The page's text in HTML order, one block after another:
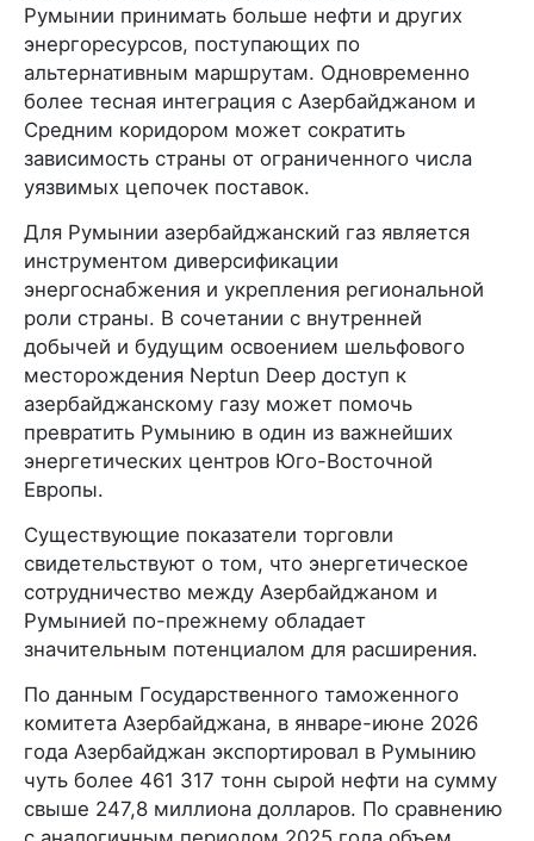
Румынии принимать больше нефти и других
энергоресурсов, поступающих по
альтернативным маршрутам. Одновременно
более тесная интеграция с Азербайджаном и
Средним коридором может сократить
зависимость страны от ограниченного числа
уязвимых цепочек поставок.
Для Румынии азербайджанский газ является
инструментом диверсификации
энергоснабжения и укрепления региональной
роли страны. В сочетании с внутренней
добычей и будущим освоением шельфового
месторождения Neptun Deep доступ к
азербайджанскому газу может помочь
превратить Румынию в один из важнейших
энергетических центров Юго-Восточной
Европы.
Существующие показатели торговли
свидетельствуют о том, что энергетическое
сотрудничество между Азербайджаном и
Румынией по-прежнему обладает
значительным потенциалом для расширения.
По данным Государственного таможенного
комитета Азербайджана, в январе-июне 2026
года Азербайджан экспортировал в Румынию
чуть более 461 317 тонн сырой нефти на сумму
свыше 247,8 миллиона долларов. По сравнению